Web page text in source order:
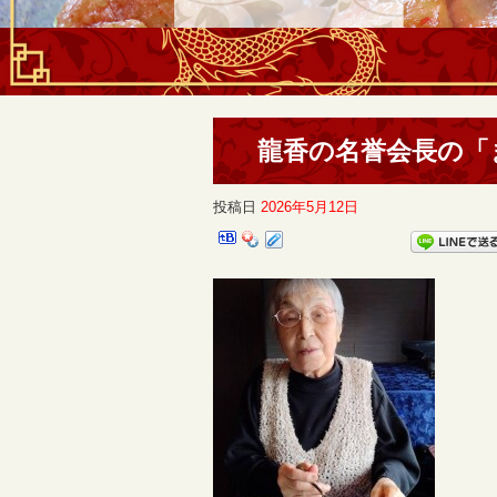
龍香の名誉会長の
投稿日 2026年5月12日